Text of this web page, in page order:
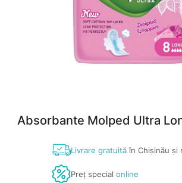
Absorbante Molped Ultra
Livrare gratuităîn Chișinău și
Preț special online